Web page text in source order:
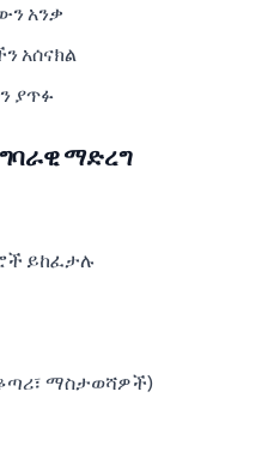
አንቃ
አሰናክል
ያጥፉ
ማድረግ
ይከፈታሉ
ማስታወሻዎች)